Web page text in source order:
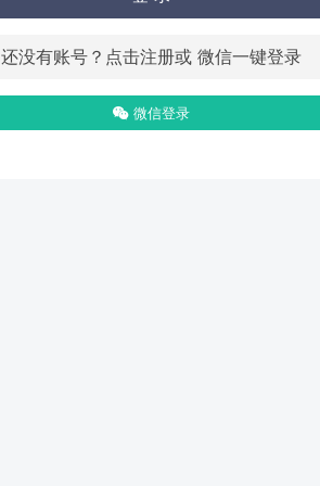
还没有账号？点击注册或 微信一键登录
微信登录